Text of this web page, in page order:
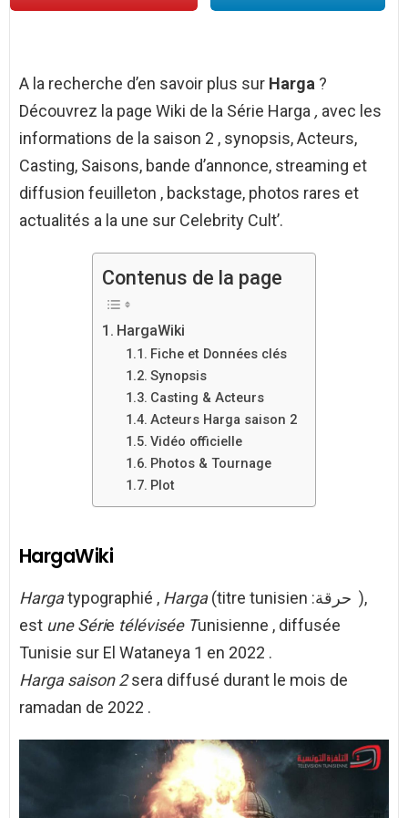
A la recherche d’en savoir plus sur Harga ?
Découvrez la page Wiki de la Série Harga , avec les
informations de la saison 2 , synopsis, Acteurs,
Casting, Saisons, bande d’annonce, streaming et
diffusion feuilleton , backstage, photos rares et
actualités a la une sur Celebrity Cult’.
Contenus de la page
HargaWiki
Fiche et Données clés
Synopsis
Casting & Acteurs
Acteurs Harga saison 2
Vidéo officielle
Photos & Tournage
Plot
HargaWiki
Hargatypographié , Harga(titre tunisien :حرقة ),
est une Série télévisée Tunisienne , diffusée
Tunisie sur El Wataneya 1 en 2022 .
Harga saison 2sera diffusé durant le mois de
ramadan de 2022 .